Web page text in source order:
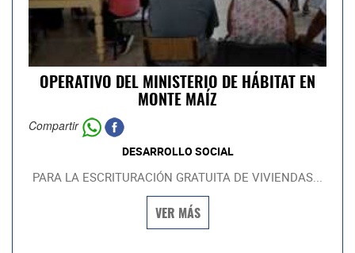
OPERATIVO DEL MINISTERIO DE HÁBITAT EN
MONTE MAÍZ
Compartir
DESARROLLO SOCIAL
PARA LA ESCRITURACIÓN GRATUITA DE VIVIENDAS...
VER MÁS